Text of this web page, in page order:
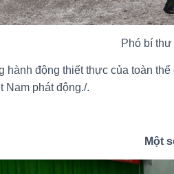
Phó bí
hành động thiết thực của toàn
phát động./.
Một